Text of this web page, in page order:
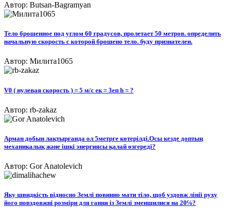
Автор: Butsan-Bagramyan
Тело брошенное под углом 60 градусов, пролетает 50 метров. определить
начальную скорость с которой брошено тело. буду признателен.
Автор: Милита1065
V0 ( нулевая скорость ) = 5 м/с ек = 3еп h = ?
Автор: rb-zakaz
Арман добын лақтырғанда ол 5метрге көтерілді.Осы кезде доптың
механикалық және ішкі энергиясы қалай өзгереді?​
Автор: Gor Anatolevich
Яку швидкість відносно Землі повинно мати тіло, щоб уздовж лінії руху
його повздовжні розміри для гання із Землі зменшилися на 20℅?